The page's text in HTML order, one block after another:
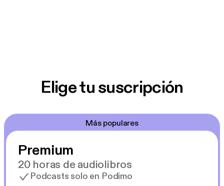
Elige tu suscripción
Más populares
Premium
20 horas de audiolibros
Podcasts solo en Podimo